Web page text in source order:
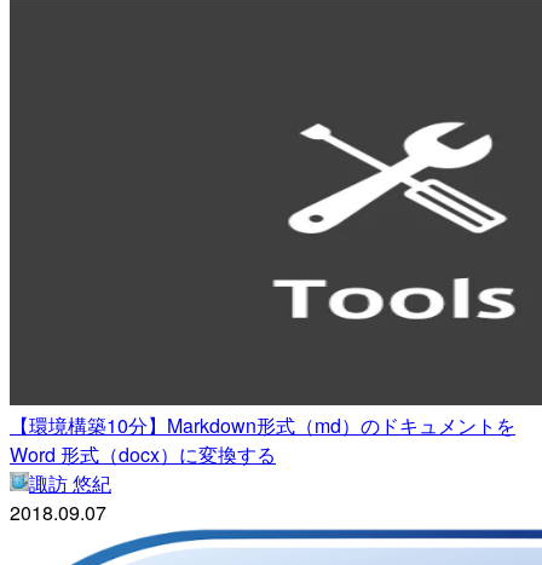
【環境構築10分】Markdown形式（md）のドキュメントを
Word 形式（docx）に変換する
諏訪 悠紀
2018.09.07